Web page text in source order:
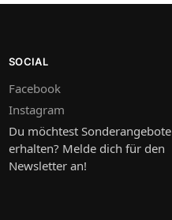
SOCIAL
Facebook
Instagram
Du möchtest Sonderangebote
erhalten? Melde dich für den
Newsletter an!